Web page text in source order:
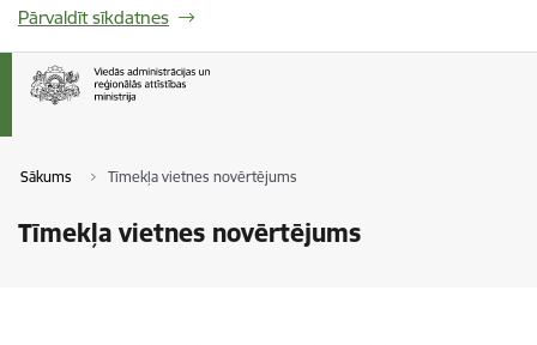
Pārvaldīt sīkdatnes
Sākums Tīmekļa vietnes novērtējums
Tīmekļa vietnes novērtējums